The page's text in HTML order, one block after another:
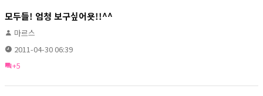
모두들! 엄청 보구싶어욧!!^^
마르스
2011-04-30 06:39
+5